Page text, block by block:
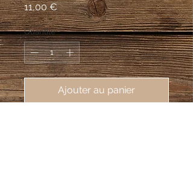
11,00 €Prix
Quantité *
Ajouter au panier